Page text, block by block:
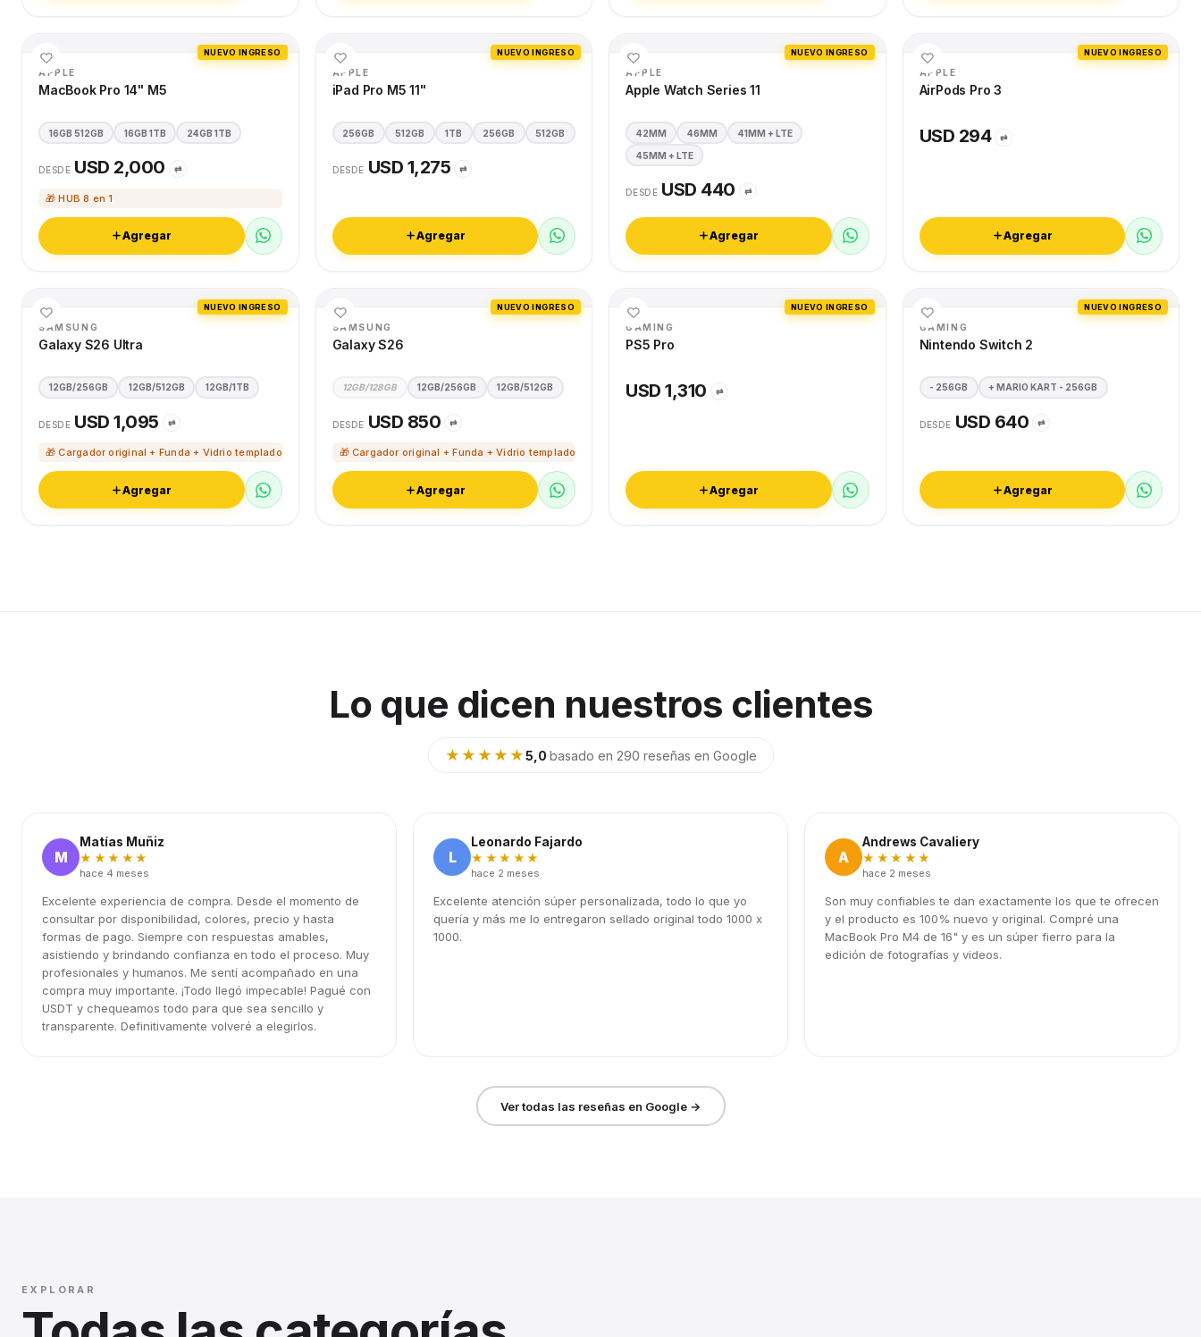
NUEVO INGRESO
APPLE
MacBook Pro 14" M5
16GB 512GB 16GB 1TB 24GB 1TB
DESDE USD 2,000 ⇄
🎁 HUB 8 en 1
Agregar
NUEVO INGRESO
APPLE
iPad Pro M5 11"
256GB 512GB 1TB 256GB 512GB
DESDE USD 1,275 ⇄
Agregar
NUEVO INGRESO
APPLE
Apple Watch Series 11
42MM 46MM 41MM + LTE
45MM + LTE
DESDE USD 440 ⇄
Agregar
NUEVO INGRESO
APPLE
AirPods Pro 3
USD 294 ⇄
Agregar
NUEVO INGRESO
SAMSUNG
Galaxy S26 Ultra
12GB/256GB 12GB/512GB 12GB/1TB
DESDE USD 1,095 ⇄
🎁 Cargador original + Funda + Vidrio templado
Agregar
NUEVO INGRESO
SAMSUNG
Galaxy S26
12GB/128GB 12GB/256GB 12GB/512GB
DESDE USD 850 ⇄
🎁 Cargador original + Funda + Vidrio templado
Agregar
NUEVO INGRESO
GAMING
PS5 Pro
USD 1,310 ⇄
Agregar
NUEVO INGRESO
GAMING
Nintendo Switch 2
- 256GB + MARIO KART - 256GB
DESDE USD 640 ⇄
Agregar
Lo que dicen nuestros clientes
★★★★★5,0·basado en 290 reseñas en Google
M
Matías Muñiz
★★★★★
hace 4 meses
Excelente experiencia de compra. Desde el momento de
consultar por disponibilidad, colores, precio y hasta
formas de pago. Siempre con respuestas amables,
asistiendo y brindando confianza en todo el proceso. Muy
profesionales y humanos. Me sentí acompañado en una
compra muy importante. ¡Todo llegó impecable! Pagué con
USDT y chequeamos todo para que sea sencillo y
transparente. Definitivamente volveré a elegirlos.
L
Leonardo Fajardo
★★★★★
hace 2 meses
Excelente atención súper personalizada, todo lo que yo
quería y más me lo entregaron sellado original todo 1000 x
1000.
A
Andrews Cavaliery
★★★★★
hace 2 meses
Son muy confiables te dan exactamente los que te ofrecen
y el producto es 100% nuevo y original. Compré una
MacBook Pro M4 de 16" y es un súper fierro para la
edición de fotografías y videos.
Ver todas las reseñas en Google →
EXPLORAR